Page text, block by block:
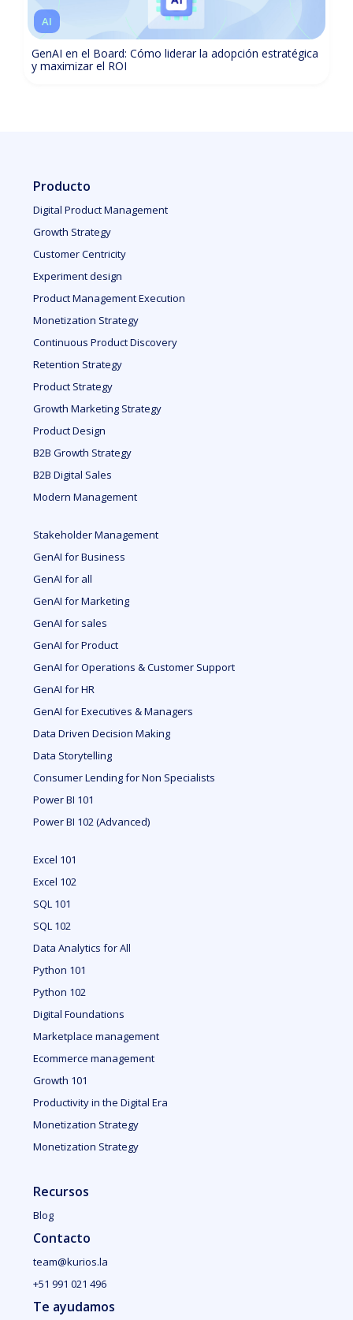
AI
GenAI en el Board: Cómo liderar la adopción estratégica
y maximizar el ROI
Producto
Digital Product Management
Growth Strategy
Customer Centricity
Experiment design
Product Management Execution
Monetization Strategy
Continuous Product Discovery
Retention Strategy
Product Strategy
Growth Marketing Strategy
Product Design
B2B Growth Strategy
B2B Digital Sales
Modern Management
Stakeholder Management
GenAI for Business
GenAI for all
GenAI for Marketing
GenAI for sales
GenAI for Product
GenAI for Operations & Customer Support
GenAI for HR
GenAI for Executives & Managers
Data Driven Decision Making
Data Storytelling
Consumer Lending for Non Specialists
Power BI 101
Power BI 102 (Advanced)
Excel 101
Excel 102
SQL 101
SQL 102
Data Analytics for All
Python 101
Python 102
Digital Foundations
Marketplace management
Ecommerce management
Growth 101
Productivity in the Digital Era
Monetization Strategy
Monetization Strategy
Recursos
Blog
Contacto
team@kurios.la
+51 991 021 496
Te ayudamos